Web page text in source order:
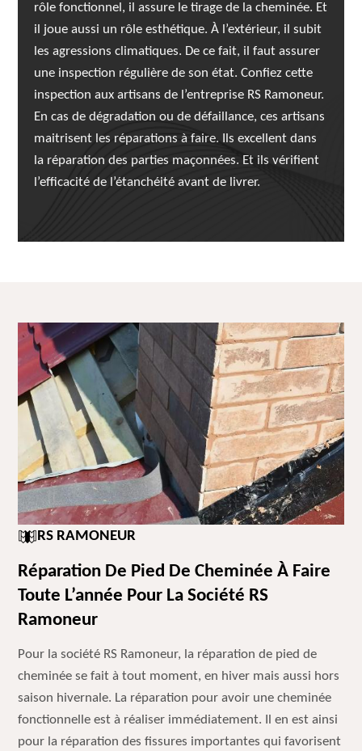
rôle fonctionnel, il assure le tirage de la cheminée. Et
il joue aussi un rôle esthétique. À l’extérieur, il subit
les agressions climatiques. De ce fait, il faut assurer
une inspection régulière de son état. Confiez cette
inspection aux artisans de l’entreprise RS Ramoneur.
En cas de dégradation ou de défaillance, ces artisans
maitrisent les réparations à faire. Ils excellent dans
la réparation des parties maçonnées. Et ils vérifient
l’efficacité de l’étanchéité avant de livrer.
RS RAMONEUR
Réparation De Pied De Cheminée À Faire
Toute L’année Pour La Société RS
Ramoneur
Pour la société RS Ramoneur, la réparation de pied de
cheminée se fait à tout moment, en hiver mais aussi hors
saison hivernale. La réparation pour avoir une cheminée
fonctionnelle est à réaliser immédiatement. Il en est ainsi
pour la réparation des fissures importantes qui favorisent